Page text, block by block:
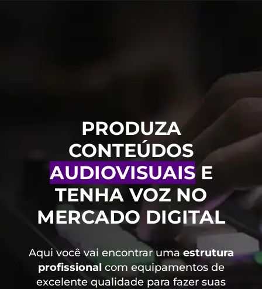
PRODUZA
CONTEÚDOS
AUDIOVISUAISE
TENHA VOZ NO
MERCADO DIGITAL
Aqui você vai encontrar uma estrutura
profissional com equipamentos de
excelente qualidade para fazer suas